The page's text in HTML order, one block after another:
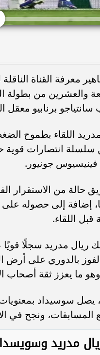
معرفة القناة
برنابيو معقل
اللقاء بطموح
انتصارات قوية
فينيسيوس جونيور.
حالة من الاستقرار
إضافة إلى حصوله
قبل اللقاء.
ريال مدريد سجلًا
المسابقات، ونجح في
مدريد